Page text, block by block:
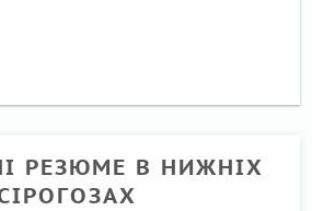
РЕЗЮМЕ В НИЖНІХ